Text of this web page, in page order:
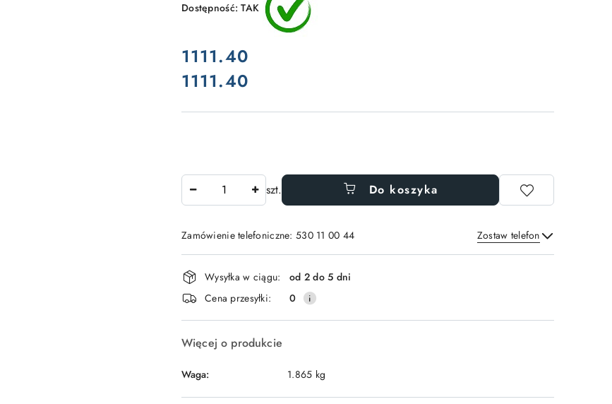
Dostępność:TAK
cena:
1111.40
Cena:
1111.40
szt. Do koszyka
Zamówienie telefoniczne: 530 11 00 44 Zostaw telefon
Wyślij
Dostępność
i
dostawa
Wysyłka w ciągu:
od 2 do 5 dni
Cena przesyłki:
0
Więcej o produkcie
Waga: 1.865 kg